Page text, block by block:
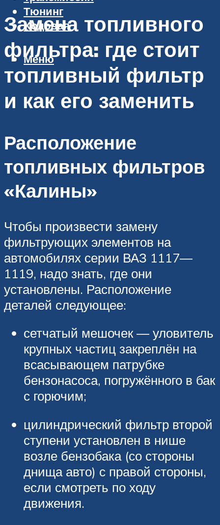
Тюнинг
Ходовая
Меню
Замена топливного
фильтра: где стоит
топливный фильтр
и как его заменить
Расположение
топливных фильтров
«Калины»
Чтобы произвести замену
фильтрующих элементов на
автомобилях серии ВАЗ 1117—
1119, надо знать, где они
установлены. Расположение
деталей следующее:
сетчатый мешочек — уловитель
крупных частиц закреплён на
всасывающем патрубке
бензонасоса, погружённого в бак
с горючим;
цилиндрический фильтр второй
ступени установлен в нише
возле бензобака (со стороны
днища авто) с правой стороны,
если смотреть по ходу
движения.